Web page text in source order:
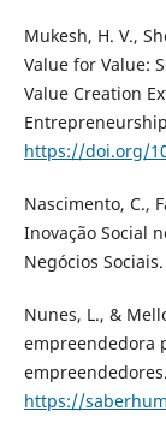
Mukesh, H. V.,
Value for Value:
Value Creation
https://doi.org/
Nascimento, C.,
Inovação Social
Negócios
Nunes, L., &
empreendedora
https://